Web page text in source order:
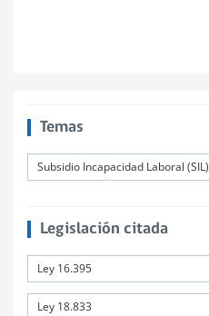
Temas
Subsidio Incapacidad Laboral (SIL)
Legislación citada
Ley 16.395
Ley 18.833